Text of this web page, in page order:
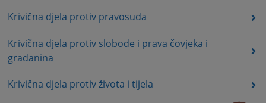
Krivična djela protiv pravosuđa
Krivična djela protiv slobode i prava čovjeka i
građanina
Krivična djela protiv života i tijela